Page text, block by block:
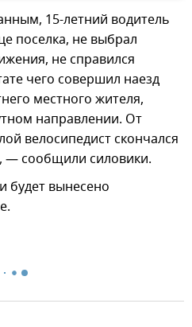
15-летний водитель
поселка, не выбрал
не справился
чего совершил наезд
местного жителя,
направлении. От
велосипедист скончался
— сообщили силовики.
будет вынесено